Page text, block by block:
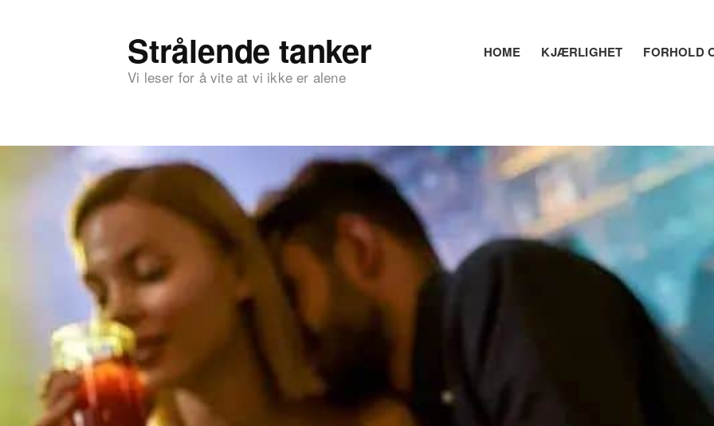
Strålende tanker
Vi leser for å vite at vi ikke er alene
HOME KJÆRLIGHET FORHOLD